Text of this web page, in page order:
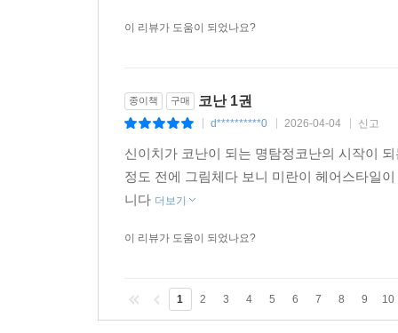
이 리뷰가 도움이 되었나요?
종이책 구매 코난 1권
d**********0 2026-04-04 신고
신이치가 코난이 되는 명탐정코난의 시작이
정도 전에 그림체다 보니 미란이 헤어스타일
니다 더보기
이 리뷰가 도움이 되었나요?
1 2 3 4 5 6 7 8 9 10